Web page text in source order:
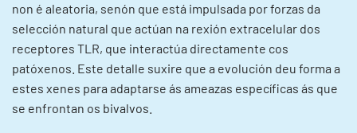
non é aleatoria, senón que está impulsada por forzas da
selección natural que actúan na rexión extracelular dos
receptores TLR, que interactúa directamente cos
patóxenos. Este detalle suxire que a evolución deu forma a
estes xenes para adaptarse ás ameazas específicas ás que
se enfrontan os bivalvos.